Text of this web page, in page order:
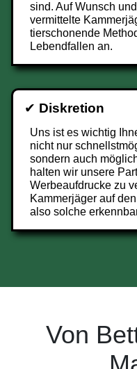
sind. Auf Wunsch
vermittelte
tierschonende
Lebendfallen an.
✔ Diskretion
Uns ist es wichtig
nicht nur
sondern auch
halten wir unsere
Werbeaufdrucke zu
Kammerjäger auf
also solche
Von